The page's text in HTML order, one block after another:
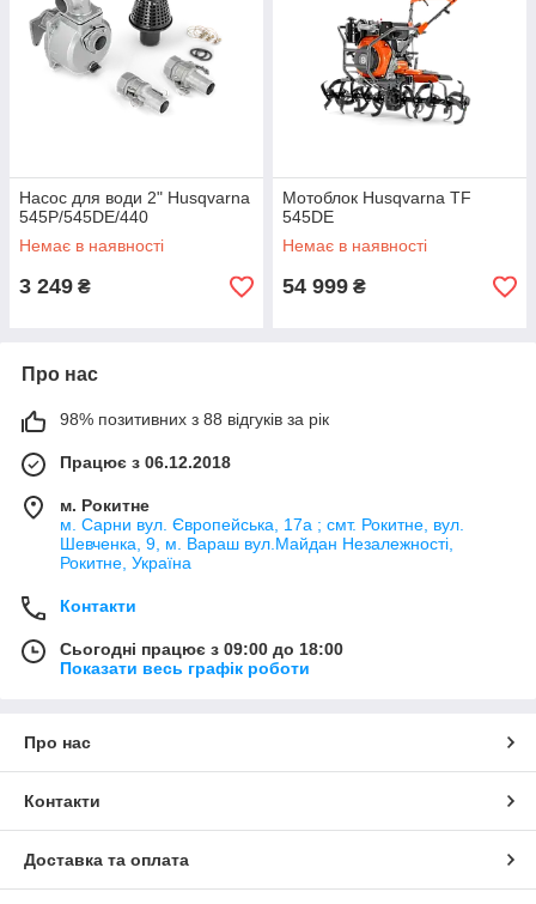
Насос для води 2" Husqvarna
545P/545DE/440
Немає в наявності
3 249 ₴
Мотоблок Husqvarna TF
545DE
Немає в наявності
54 999 ₴
Про нас
98% позитивних з 88 відгуків за рік
Працює з 06.12.2018
м. Рокитне
м. Сарни вул. Європейська, 17а ; смт. Рокитне, вул.
Шевченка, 9, м. Вараш вул.Майдан Незалежності,
Рокитне, Україна
Контакти
Сьогодні працює з 09:00 до 18:00
Показати весь графік роботи
Про нас
Контакти
Доставка та оплата